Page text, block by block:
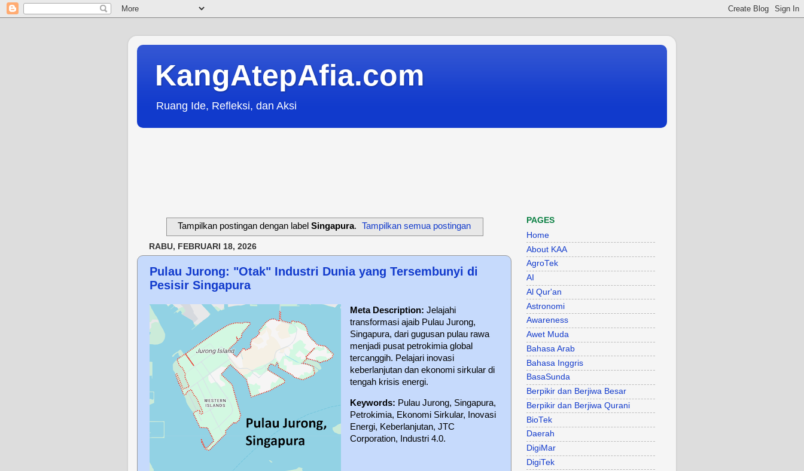
KangAtepAfia.com
Ruang Ide, Refleksi, dan Aksi
Tampilkan postingan dengan label Singapura. Tampilkan semua postingan
RABU, FEBRUARI 18, 2026
Pulau Jurong: "Otak" Industri Dunia yang Tersembunyi di
Pesisir Singapura
Meta Description: Jelajahi
transformasi ajaib Pulau Jurong,
Singapura, dari gugusan pulau rawa
menjadi pusat petrokimia global
tercanggih. Pelajari inovasi
keberlanjutan dan ekonomi sirkular di
tengah krisis energi.
Keywords: Pulau Jurong, Singapura,
Petrokimia, Ekonomi Sirkular, Inovasi
Energi, Keberlanjutan, JTC
Corporation, Industri 4.0.
PAGES
Home
About KAA
AgroTek
AI
Al Qur'an
Astronomi
Awareness
Awet Muda
Bahasa Arab
Bahasa Inggris
BasaSunda
Berpikir dan Berjiwa Besar
Berpikir dan Berjiwa Qurani
BioTek
Daerah
DigiMar
DigiTek